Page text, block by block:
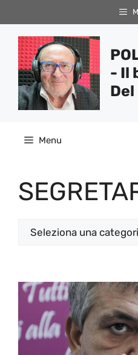
al
contenuto
- Il
Del
Menu
Categorie